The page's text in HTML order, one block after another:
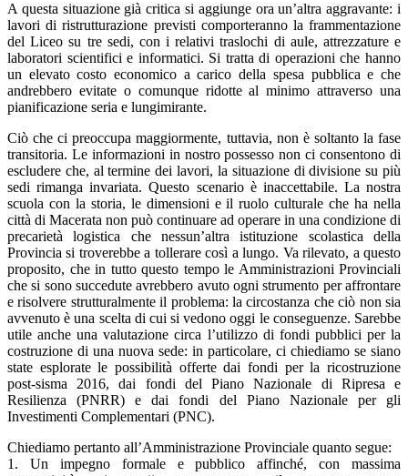
A questa situazione già critica si aggiunge ora un’altra aggravante: i
lavori di ristrutturazione previsti comporteranno la frammentazione
del Liceo su tre sedi, con i relativi traslochi di aule, attrezzature e
laboratori scientifici e informatici. Si tratta di operazioni che hanno
un elevato costo economico a carico della spesa pubblica e che
andrebbero evitate o comunque ridotte al minimo attraverso una
pianificazione seria e lungimirante.
Ciò che ci preoccupa maggiormente, tuttavia, non è soltanto la fase
transitoria. Le informazioni in nostro possesso non ci consentono di
escludere che, al termine dei lavori, la situazione di divisione su più
sedi rimanga invariata. Questo scenario è inaccettabile. La nostra
scuola con la storia, le dimensioni e il ruolo culturale che ha nella
città di Macerata non può continuare ad operare in una condizione di
precarietà logistica che nessun’altra istituzione scolastica della
Provincia si troverebbe a tollerare così a lungo. Va rilevato, a questo
proposito, che in tutto questo tempo le Amministrazioni Provinciali
che si sono succedute avrebbero avuto ogni strumento per affrontare
e risolvere strutturalmente il problema: la circostanza che ciò non sia
avvenuto è una scelta di cui si vedono oggi le conseguenze. Sarebbe
utile anche una valutazione circa l’utilizzo di fondi pubblici per la
costruzione di una nuova sede: in particolare, ci chiediamo se siano
state esplorate le possibilità offerte dai fondi per la ricostruzione
post-sisma 2016, dai fondi del Piano Nazionale di Ripresa e
Resilienza (PNRR) e dai fondi del Piano Nazionale per gli
Investimenti Complementari (PNC).
Chiediamo pertanto all’Amministrazione Provinciale quanto segue:
1. Un impegno formale e pubblico affinché, con massima